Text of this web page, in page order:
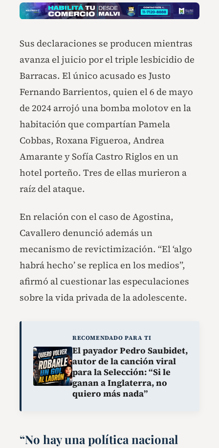
Sus declaraciones se producen mientras
avanza el juicio por el triple lesbicidio de
Barracas. El único acusado es Justo
Fernando Barrientos, quien el 6 de mayo
de 2024 arrojó una bomba molotov en la
habitación que compartían Pamela
Cobbas, Roxana Figueroa, Andrea
Amarante y Sofía Castro Riglos en un
hotel porteño. Tres de ellas murieron a
raíz del ataque.
En relación con el caso de Agostina,
Cavallero denunció además un
mecanismo de revictimización. “El ‘algo
habrá hecho’ se replica en los medios”,
afirmó al cuestionar las especulaciones
sobre la vida privada de la adolescente.
RECOMENDADO PARA TI
El payador Pedro Saubidet,
autor de la canción viral
para la Selección: “Si le
ganan a Inglaterra, no
quiero más nada”
“No hay una política nacional